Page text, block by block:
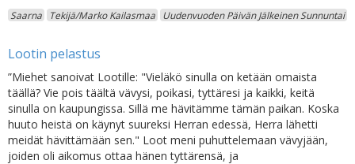
Saarna Tekijä/Marko Kailasmaa Uudenvuoden Päivän Jälkeinen Sunnuntai
Lootin pelastus
”Miehet sanoivat Lootille: "Vieläkö sinulla on ketään omaista
täällä? Vie pois täältä vävysi, poikasi, tyttäresi ja kaikki, keitä
sinulla on kaupungissa. Sillä me hävitämme tämän paikan. Koska
huuto heistä on käynyt suureksi Herran edessä, Herra lähetti
meidät hävittämään sen." Loot meni puhuttelemaan vävyjään,
joiden oli aikomus ottaa hänen tyttärensä, ja